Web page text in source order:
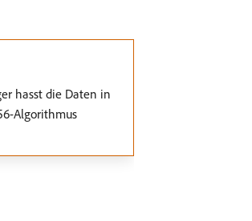
hasst die Daten in
Algorithmus